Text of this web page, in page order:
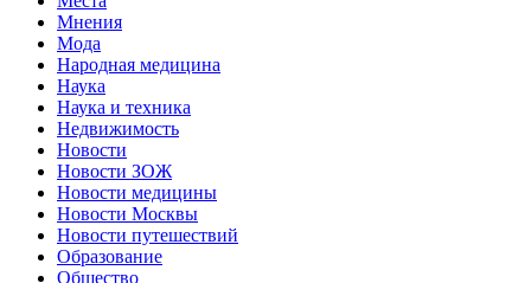
Мнения
Мода
Народная медицина
Наука
Наука и техника
Недвижимость
Новости
Новости ЗОЖ
Новости медицины
Новости Москвы
Новости путешествий
Образование
Общество